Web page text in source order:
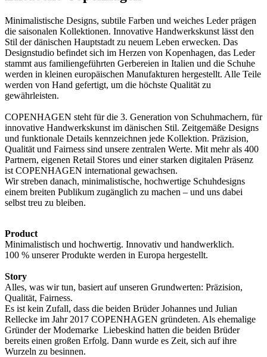
Minimalistische Designs, subtile Farben und weiches Leder prägen
die saisonalen Kollektionen. Innovative Handwerkskunst lässt den
Stil der dänischen Hauptstadt zu neuem Leben erwecken. Das
Designstudio befindet sich im Herzen von Kopenhagen, das Leder
stammt aus familiengeführten Gerbereien in Italien und die Schuhe
werden in kleinen europäischen Manufakturen hergestellt. Alle Teile
werden von Hand gefertigt, um die höchste Qualität zu
gewährleisten.
COPENHAGEN steht für die 3. Generation von Schuhmachern, für
innovative Handwerkskunst im dänischen Stil. Zeitgemäße Designs
und funktionale Details kennzeichnen jede Kollektion. Präzision,
Qualität und Fairness sind unsere zentralen Werte. Mit mehr als 400
Partnern, eigenen Retail Stores und einer starken digitalen Präsenz
ist COPENHAGEN international gewachsen.
Wir streben danach, minimalistische, hochwertige Schuhdesigns
einem breiten Publikum zugänglich zu machen – und uns dabei
selbst treu zu bleiben.
Product
Minimalistisch und hochwertig. Innovativ und handwerklich.
100 % unserer Produkte werden in Europa hergestellt.
Story
Alles, was wir tun, basiert auf unseren Grundwerten: Präzision,
Qualität, Fairness.
Es ist kein Zufall, dass die beiden Brüder Johannes und Julian
Rellecke im Jahr 2017 COPENHAGEN gründeten. Als ehemalige
Gründer der Modemarke Liebeskind hatten die beiden Brüder
bereits einen großen Erfolg. Dann wurde es Zeit, sich auf ihre
Wurzeln zu besinnen.